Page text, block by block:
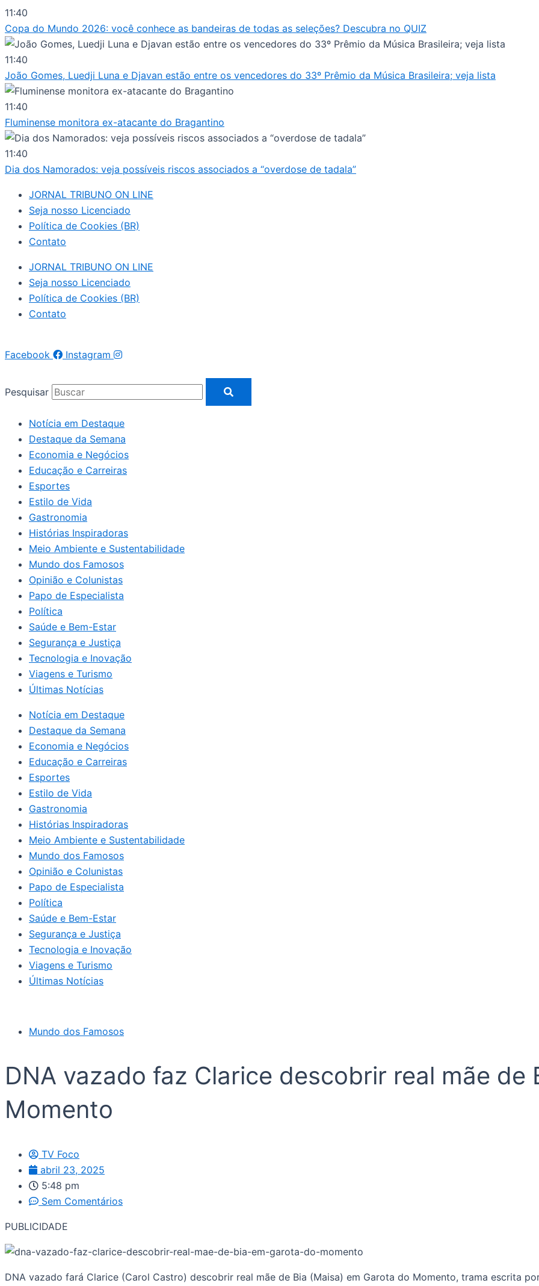
Ir
para
o
conteúdo
11:40
Copa do Mundo 2026: você conhece as bandeiras de todas as seleções? Descubra no QUIZ
11:40
João Gomes, Luedji Luna e Djavan estão entre os vencedores do 33º Prêmio da Música Brasileira; veja lista
11:40
Fluminense monitora ex-atacante do Bragantino
11:40
Dia dos Namorados: veja possíveis riscos associados a “overdose de tadala”
JORNAL TRIBUNO ON LINE
Seja nosso Licenciado
Política de Cookies (BR)
Contato
JORNAL TRIBUNO ON LINE
Seja nosso Licenciado
Política de Cookies (BR)
Contato
Facebook Instagram
Pesquisar
Notícia em Destaque
Destaque da Semana
Economia e Negócios
Educação e Carreiras
Esportes
Estilo de Vida
Gastronomia
Histórias Inspiradoras
Meio Ambiente e Sustentabilidade
Mundo dos Famosos
Opinião e Colunistas
Papo de Especialista
Política
Saúde e Bem-Estar
Segurança e Justiça
Tecnologia e Inovação
Viagens e Turismo
Últimas Notícias
Notícia em Destaque
Destaque da Semana
Economia e Negócios
Educação e Carreiras
Esportes
Estilo de Vida
Gastronomia
Histórias Inspiradoras
Meio Ambiente e Sustentabilidade
Mundo dos Famosos
Opinião e Colunistas
Papo de Especialista
Política
Saúde e Bem-Estar
Segurança e Justiça
Tecnologia e Inovação
Viagens e Turismo
Últimas Notícias
Mundo dos Famosos
DNA vazado faz Clarice descobrir real mãe de
Momento
TV Foco
abril 23, 2025
5:48 pm
Sem Comentários
PUBLICIDADE
DNA vazado fará Clarice (Carol Castro) descobrir real mãe de Bia (Maisa) em Garota do Momento, trama escrita